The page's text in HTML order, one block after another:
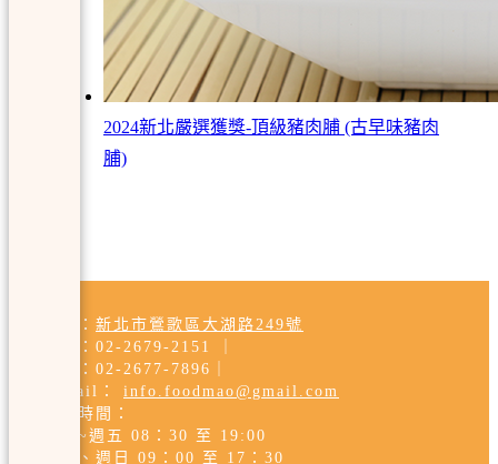
2024新北嚴選獲獎-頂級豬肉脯 (古早味豬肉
脯)
地址： 新北市鶯歌區大湖路249號
電話： 02-2679-2151
傳真：02-2677-7896
E-mail：
info.foodmao@gmail.com
營業時間：
週一~週五 08：30 至 19:00
週六、週日 09：00 至 17：30